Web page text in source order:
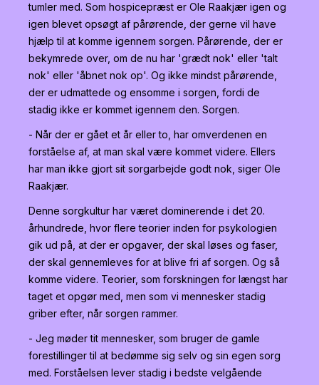
tumler med. Som hospicepræst er Ole Raakjær igen og
igen blevet opsøgt af pårørende, der gerne vil have
hjælp til at komme igennem sorgen. Pårørende, der er
bekymrede over, om de nu har 'grædt nok' eller 'talt
nok' eller 'åbnet nok op'. Og ikke mindst pårørende,
der er udmattede og ensomme i sorgen, fordi de
stadig ikke er kommet igennem den. Sorgen.
- Når der er gået et år eller to, har omverdenen en
forståelse af, at man skal være kommet videre. Ellers
har man ikke gjort sit sorgarbejde godt nok, siger Ole
Raakjær.
Denne sorgkultur har været dominerende i det 20.
århundrede, hvor flere teorier inden for psykologien
gik ud på, at der er opgaver, der skal løses og faser,
der skal gennemleves for at blive fri af sorgen. Og så
komme videre. Teorier, som forskningen for længst har
taget et opgør med, men som vi mennesker stadig
griber efter, når sorgen rammer.
- Jeg møder tit mennesker, som bruger de gamle
forestillinger til at bedømme sig selv og sin egen sorg
med. Forståelsen lever stadig i bedste velgående